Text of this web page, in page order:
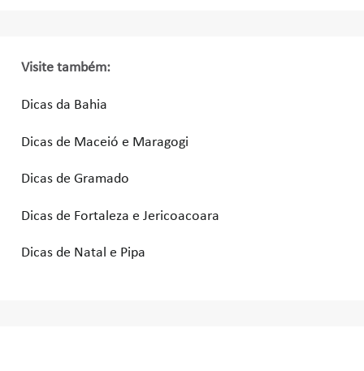
Visite também:
Dicas da Bahia
Dicas de Maceió e Maragogi
Dicas de Gramado
Dicas de Fortaleza e Jericoacoara
Dicas de Natal e Pipa